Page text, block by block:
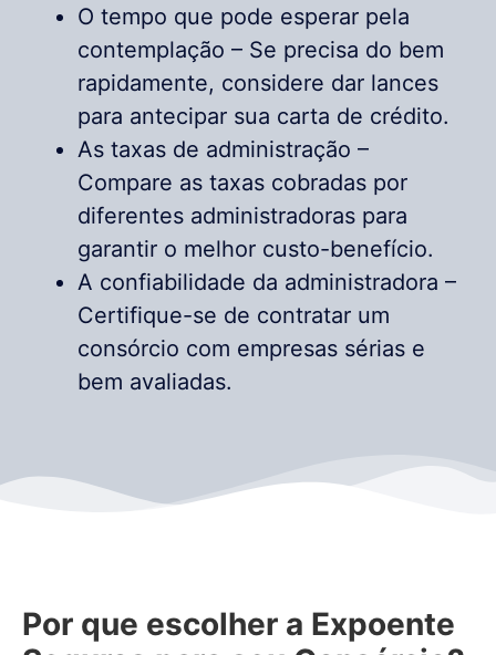
O tempo que pode esperar pela
contemplação – Se precisa do bem
rapidamente, considere dar lances
para antecipar sua carta de crédito.
As taxas de administração –
Compare as taxas cobradas por
diferentes administradoras para
garantir o melhor custo-benefício.
A confiabilidade da administradora –
Certifique-se de contratar um
consórcio com empresas sérias e
bem avaliadas.
Por que escolher a Expoente